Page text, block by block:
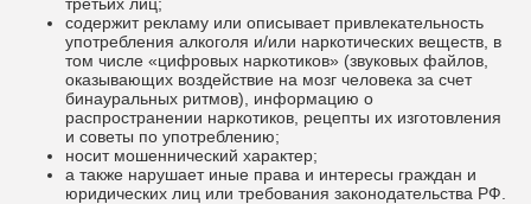
содержит рекламу или описывает привлекательность
употребления алкоголя и/или наркотических веществ, в
том числе «цифровых наркотиков» (звуковых файлов,
оказывающих воздействие на мозг человека за счет
бинауральных ритмов), информацию о
распространении наркотиков, рецепты их изготовления
и советы по употреблению;
носит мошеннический характер;
а также нарушает иные права и интересы граждан и
юридических лиц или требования законодательства РФ.